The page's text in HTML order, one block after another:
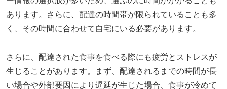
あります。さらに、配達の時間帯が限られていることも多
く、その時間に合わせて自宅にいる必要があります。
さらに、配達された食事を食べる際にも疲労とストレスが
生じることがあります。まず、配達されるまでの時間が長
い場合や外部要因により遅延が生じた場合、食事が冷めて